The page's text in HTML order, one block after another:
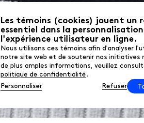
Les témoins (cookies) jouent un
essentiel dans la
l'expérience utilisateur en ligne.
Nous utilisons ces témoins afin d'analyser
notre site web et de soutenir nos initiatives
de plus amples informations, veuillez
politique de confidentialité.
Personnaliser
Refuser